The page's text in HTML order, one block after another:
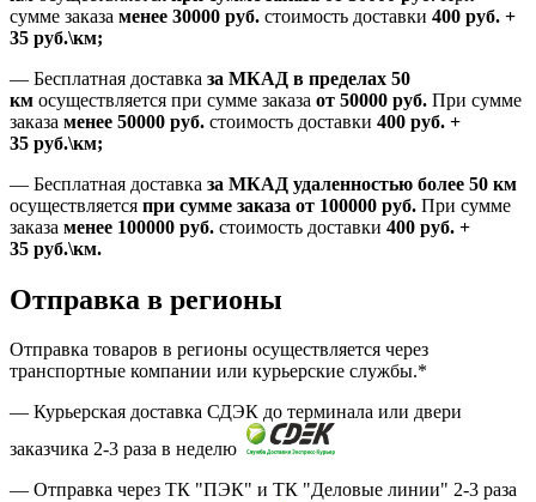
сумме заказа менее 30000 руб. стоимость доставки 400 руб. +
35 руб.\км;
— Бесплатная доставка за МКАД в пределах 50
км осуществляется при сумме заказа от 50000 руб. При сумме
заказа менее 50000 руб. стоимость доставки 400 руб. +
35 руб.\км;
— Бесплатная доставка за МКАД удаленностью более 50 км
осуществляется при сумме заказа от 100000 руб. При сумме
заказа менее 100000 руб. стоимость доставки 400 руб. +
35 руб.\км.
Отправка в регионы
Отправка товаров в регионы осуществляется через
транспортные компании или курьерские службы.*
— Курьерская доставка СДЭК до терминала или двери
заказчика 2-3 раза в неделю
— Отправка через ТК "ПЭК" и ТК "Деловые линии" 2-3 раза